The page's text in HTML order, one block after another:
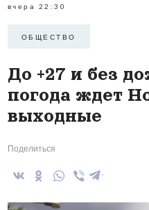
вчера 22:30
ОБЩЕСТВО
До +27 и без
погода ждет
выходные
Поделиться